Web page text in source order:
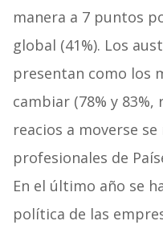
manera a 7 puntos
global (41%). Los
presentan como los
cambiar (78% y
reacios a moverse
profesionales de
En el último año se
política de las